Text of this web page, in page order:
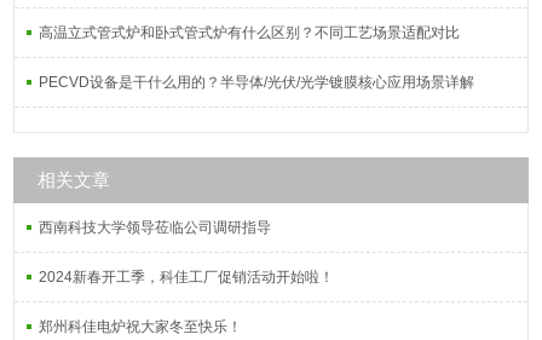
高温立式管式炉和卧式管式炉有什么区别？不同工艺场景适配对比
PECVD设备是干什么用的？半导体/光伏/光学镀膜核心应用场景详解
相关文章
西南科技大学领导莅临公司调研指导
2024新春开工季，科佳工厂促销活动开始啦！
郑州科佳电炉祝大家冬至快乐！